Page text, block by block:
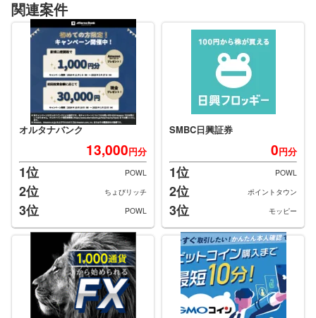
関連案件
オルタナバンク
13,000円分
1位 POWL
2位 ちょびリッチ
3位 POWL
SMBC日興証券
0円分
1位 POWL
2位 ポイントタウン
3位 モッピー